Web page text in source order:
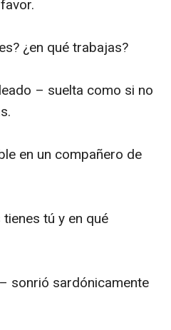
¿en qué trabajas?
– suelta como si no
en un compañero de
tienes tú y en qué
sonrió sardónicamente